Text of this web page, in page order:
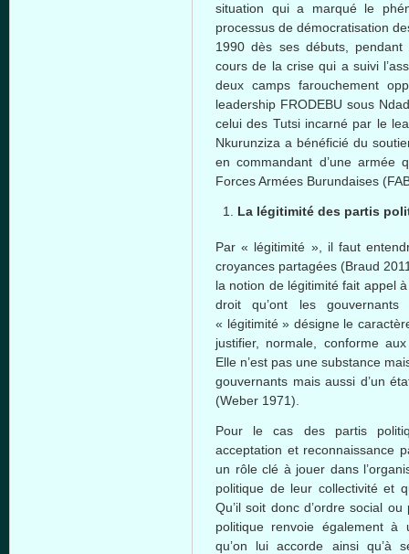
situation qui a marqué le
processus de démocratisation
1990 dès ses débuts,
cours de la crise qui a suivi
deux camps farouchement
leadership FRODEBU sous
celui des Tutsi incarné par le
Nkurunziza a bénéficié du
en commandant d’une armée
Forces Armées Burundaises
La légitimité des partis
Par « légitimité », il faut
croyances partagées (Braud
la notion de légitimité fait appel
droit qu’ont les
« légitimité » désigne le
justifier, normale, conforme
Elle n’est pas une substance
gouvernants mais aussi d’un
(Weber 1971).
Pour le cas des partis
acceptation et reconnaissance
un rôle clé à jouer dans
politique de leur collectivité et
Qu’il soit donc d’ordre social
politique renvoie également à
qu’on lui accorde ainsi qu’à